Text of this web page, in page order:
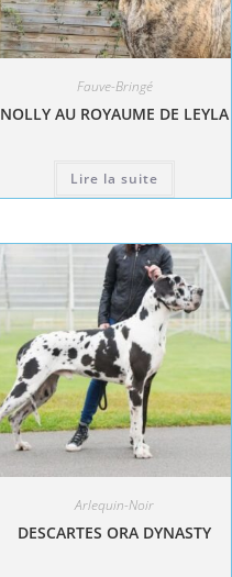
Fauve-Bringé
NOLLY AU ROYAUME DE LEYLA
Lire la suite
Arlequin-Noir
DESCARTES ORA DYNASTY